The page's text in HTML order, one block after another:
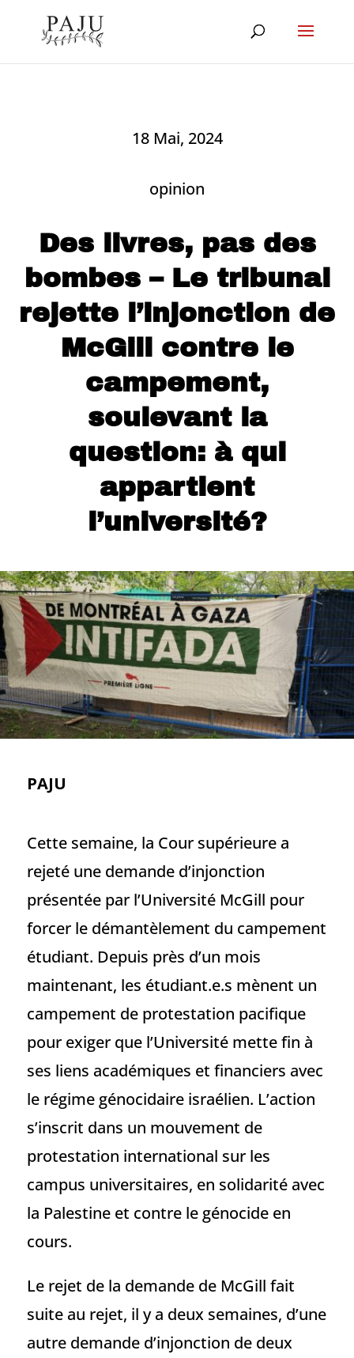
18 Mai, 2024
opinion
Des livres, pas des
bombes – Le tribunal
rejette l’injonction de
McGill contre le
campement,
soulevant la
question: à qui
appartient
l’université?
PAJU
Cette semaine, la Cour supérieure a
rejeté une demande d’injonction
présentée par l’Université McGill pour
forcer le démantèlement du campement
étudiant. Depuis près d’un mois
maintenant, les étudiant.e.s mènent un
campement de protestation pacifique
pour exiger que l’Université mette fin à
ses liens académiques et financiers avec
le régime génocidaire israélien. L’action
s’inscrit dans un mouvement de
protestation international sur les
campus universitaires, en solidarité avec
la Palestine et contre le génocide en
cours.
Le rejet de la demande de McGill fait
suite au rejet, il y a deux semaines, d’une
autre demande d’injonction de deux